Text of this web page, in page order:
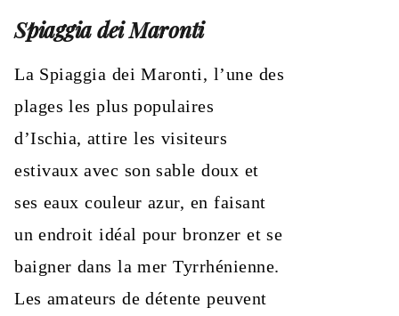
Spiaggia dei Maronti
La Spiaggia dei Maronti, l’une des
plages les plus populaires
d’Ischia, attire les visiteurs
estivaux avec son sable doux et
ses eaux couleur azur, en faisant
un endroit idéal pour bronzer et se
baigner dans la mer Tyrrhénienne.
Les amateurs de détente peuvent